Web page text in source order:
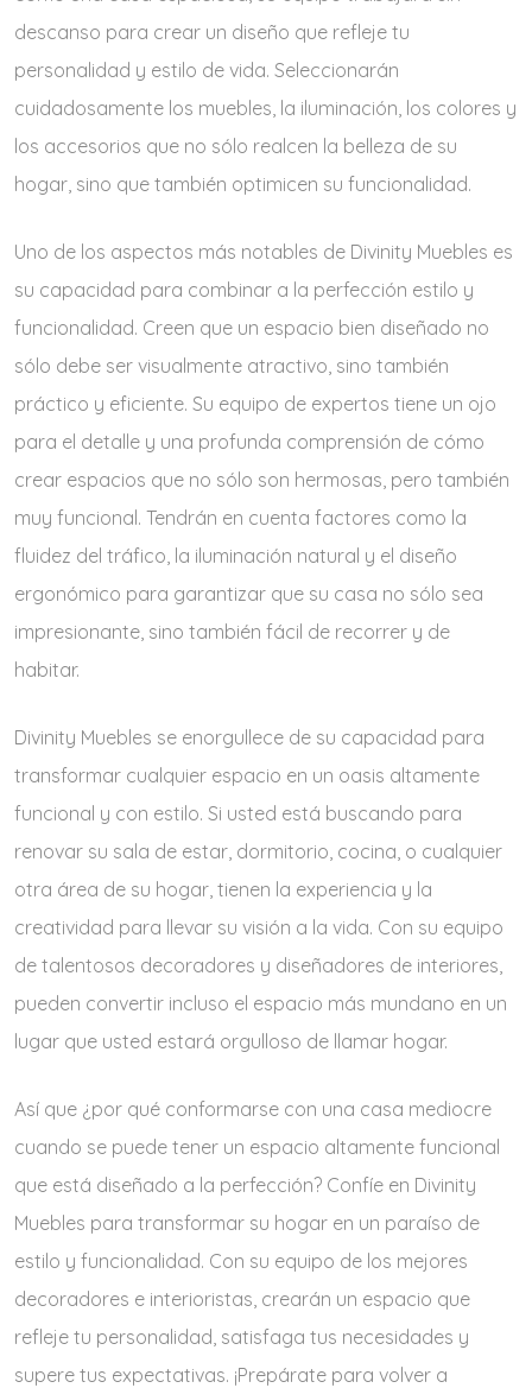
descanso para crear un diseño que refleje tu
personalidad y estilo de vida. Seleccionarán
cuidadosamente los muebles, la iluminación, los colores y
los accesorios que no sólo realcen la belleza de su
hogar, sino que también optimicen su funcionalidad.
Uno de los aspectos más notables de Divinity Muebles es
su capacidad para combinar a la perfección estilo y
funcionalidad. Creen que un espacio bien diseñado no
sólo debe ser visualmente atractivo, sino también
práctico y eficiente. Su equipo de expertos tiene un ojo
para el detalle y una profunda comprensión de cómo
crear espacios que no sólo son hermosas, pero también
muy funcional. Tendrán en cuenta factores como la
fluidez del tráfico, la iluminación natural y el diseño
ergonómico para garantizar que su casa no sólo sea
impresionante, sino también fácil de recorrer y de
habitar.
Divinity Muebles se enorgullece de su capacidad para
transformar cualquier espacio en un oasis altamente
funcional y con estilo. Si usted está buscando para
renovar su sala de estar, dormitorio, cocina, o cualquier
otra área de su hogar, tienen la experiencia y la
creatividad para llevar su visión a la vida. Con su equipo
de talentosos decoradores y diseñadores de interiores,
pueden convertir incluso el espacio más mundano en un
lugar que usted estará orgulloso de llamar hogar.
Así que ¿por qué conformarse con una casa mediocre
cuando se puede tener un espacio altamente funcional
que está diseñado a la perfección? Confíe en Divinity
Muebles para transformar su hogar en un paraíso de
estilo y funcionalidad. Con su equipo de los mejores
decoradores e interioristas, crearán un espacio que
refleje tu personalidad, satisfaga tus necesidades y
supere tus expectativas. ¡Prepárate para volver a